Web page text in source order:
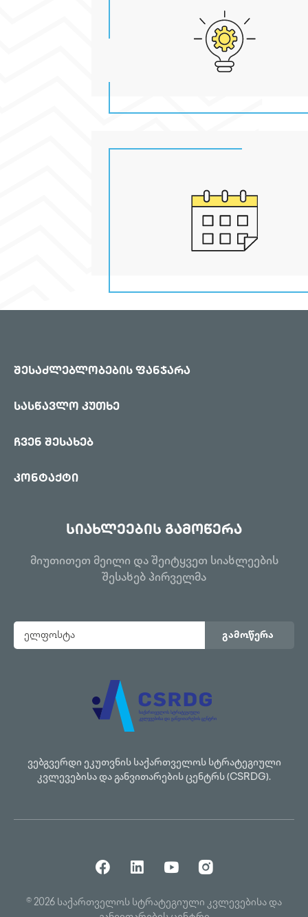
შესაძლებლობების ფანჯარა
სასწავლო კუთხე
ჩვენ შესახებ
კონტაქტი
სიახლეების გამოწერა
მიუთითეთ მეილი და შეიტყვეთ სიახლეების
შესახებ პირველმა
გამოწერა
ვებგვერდი ეკუთვნის საქართველოს სტრატეგიული
კვლევებისა და განვითარების ცენტრს (CSRDG).
© 2026 საქართველოს სტრატეგიული კვლევებისა და